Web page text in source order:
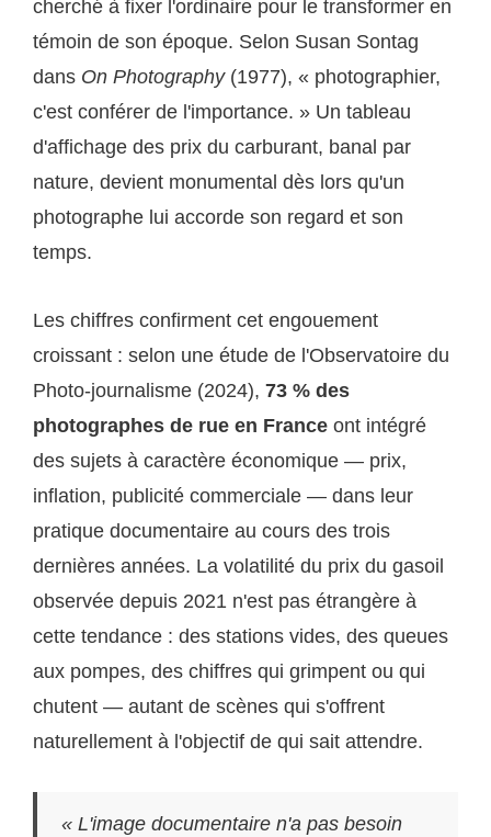
cherché à fixer l'ordinaire pour le transformer en
témoin de son époque. Selon Susan Sontag
dans On Photography(1977), « photographier,
c'est conférer de l'importance. » Un tableau
d'affichage des prix du carburant, banal par
nature, devient monumental dès lors qu'un
photographe lui accorde son regard et son
temps.
Les chiffres confirment cet engouement
croissant : selon une étude de l'Observatoire du
Photo-journalisme (2024), 73 % des
photographes de rue en France ont intégré
des sujets à caractère économique — prix,
inflation, publicité commerciale — dans leur
pratique documentaire au cours des trois
dernières années. La volatilité du prix du gasoil
observée depuis 2021 n'est pas étrangère à
cette tendance : des stations vides, des queues
aux pompes, des chiffres qui grimpent ou qui
chutent — autant de scènes qui s'offrent
naturellement à l'objectif de qui sait attendre.
« L'image documentaire n'a pas besoin